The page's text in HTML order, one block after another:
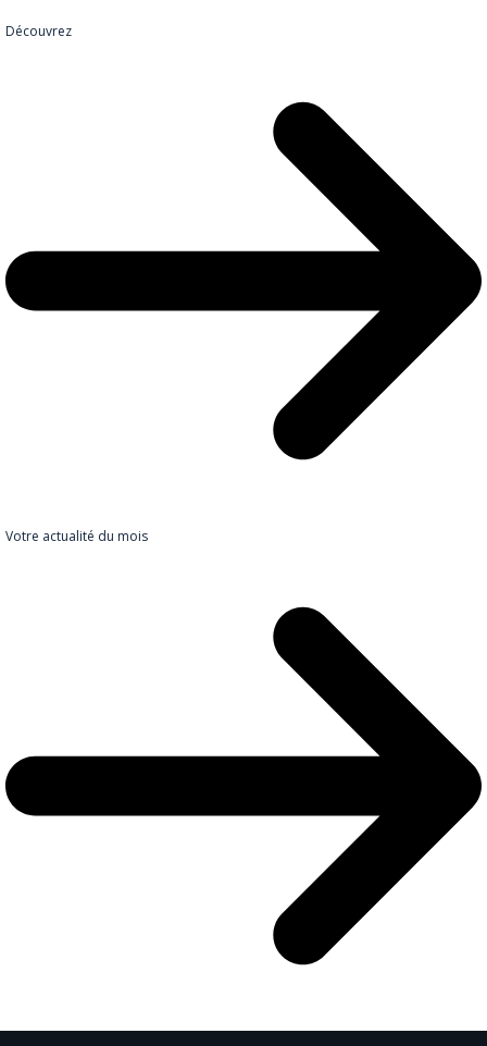
Découvrez
Votre actualité du mois